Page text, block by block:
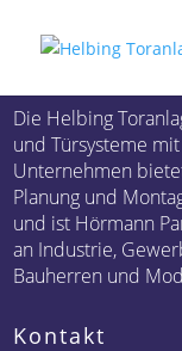
Die Helbing
und Türsysteme
Unternehmen
Planung und
und ist Hörmann
an Industrie,
Bauherren und
Kontakt